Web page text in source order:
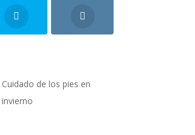
Cuidado de los pies en
invierno